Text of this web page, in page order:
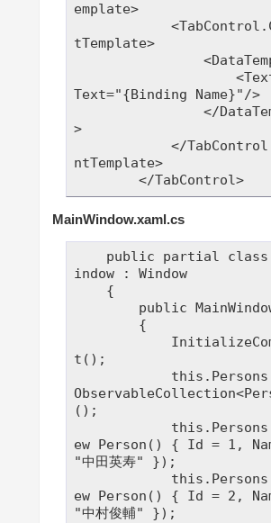
emplate>
tTemplate>
Text="{Binding Name}"/>
>
ntTemplate>
        </TabControl>
MainWindow.xaml.cs
indow : Window
t();
();
ew Person() { Id = 1,
"中田英寿" });
ew Person() { Id = 2,
"中村俊輔" });